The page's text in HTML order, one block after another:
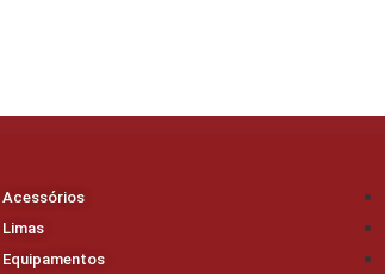
Acessórios
Limas
Equipamentos